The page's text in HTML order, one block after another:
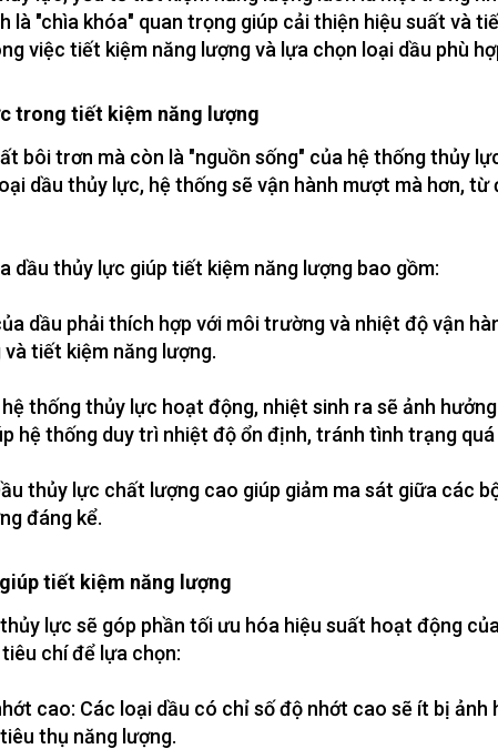
là "chìa khóa" quan trọng giúp cải thiện hiệu suất và
việc tiết kiệm năng lượng và lựa chọn loại dầu phù
trong tiết kiệm năng lượng
bôi trơn mà còn là "nguồn sống" của hệ thống thủy
dầu thủy lực, hệ thống sẽ vận hành mượt mà hơn,
dầu thủy lực giúp tiết kiệm năng lượng bao gồm:
dầu phải thích hợp với môi trường và nhiệt độ vận
tiết kiệm năng lượng.
thống thủy lực hoạt động, nhiệt sinh ra sẽ ảnh
hệ thống duy trì nhiệt độ ổn định, tránh tình trạng
thủy lực chất lượng cao giúp giảm ma sát giữa các
đáng kể.
tiết kiệm năng lượng
lực sẽ góp phần tối ưu hóa hiệu suất hoạt động
chí để lựa chọn:
cao: Các loại dầu có chỉ số độ nhớt cao sẽ ít bị
thụ năng lượng.